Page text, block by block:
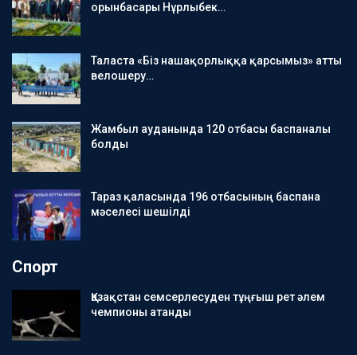
орынбасары Нұрлыбек…
Таласта «Біз нашақорлыққа қарсымыз» атты
велошеру…
Жамбыл ауданында 120 отбасы баспаналы
болды
Тараз қаласында 196 отбасының баспана
мәселесі шешілді
Спорт
Қазақстан семсерлесуден тұңғыш рет әлем
чемпионы атанды